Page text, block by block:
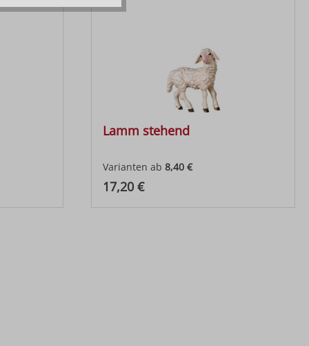
Lamm stehend
Varianten ab 8,40 €
Regulärer Preis:
17,20 €